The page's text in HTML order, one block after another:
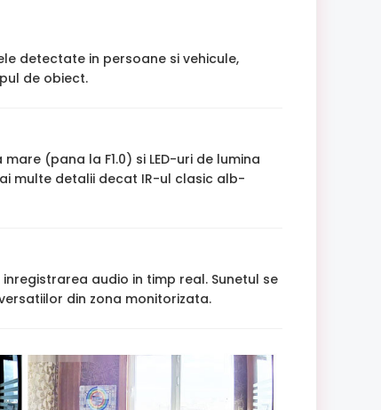
detectate in persoane si vehicule,
de obiect.
(pana la F1.0) si LED-uri de lumina
multe detalii decat IR-ul clasic alb-
audio in timp real. Sunetul se
din zona monitorizata.